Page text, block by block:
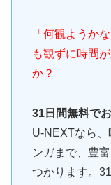
「何観ようか
も観ずに時間
か？
31日間無料で
U-NEXTなら
ンガまで、豊
つかります。